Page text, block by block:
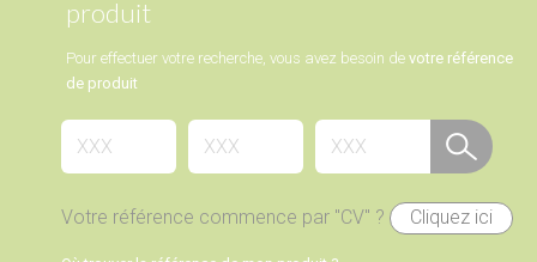
produit
Pour effectuer votre recherche, vous avez besoin de votre référence
de produit
Votre référence commence par "CV" ? Cliquez ici